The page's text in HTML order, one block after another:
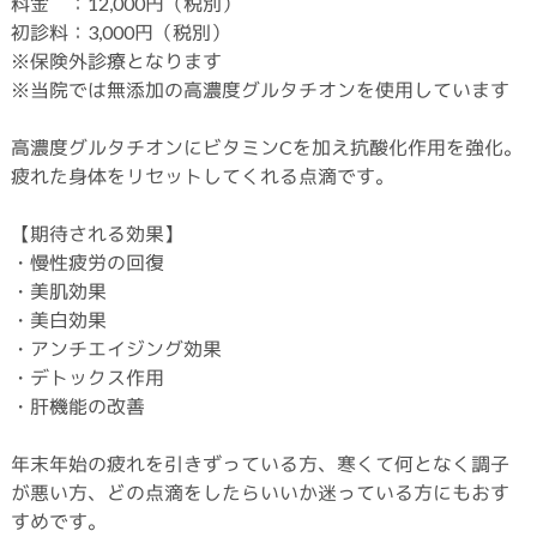
初診料：3,000円（税別）
※保険外診療となります
※当院では無添加の高濃度グルタチオンを使用しています
高濃度グルタチオンにビタミンCを加え抗酸化作用を強化。
疲れた身体をリセットしてくれる点滴です。
【期待される効果】
・慢性疲労の回復
・美肌効果
・美白効果
・アンチエイジング効果
・デトックス作用
・肝機能の改善
年末年始の疲れを引きずっている方、寒くて何となく調子
が悪い方、どの点滴をしたらいいか迷っている方にもおす
すめです。